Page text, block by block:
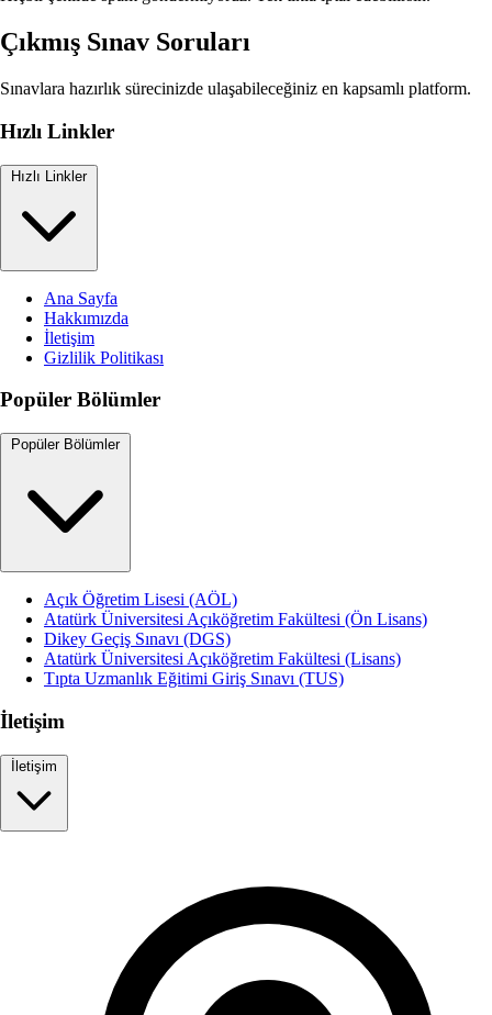
Çıkmış Sınav Soruları
Sınavlara hazırlık sürecinizde ulaşabileceğiniz en kapsamlı platform.
Hızlı Linkler
Hızlı Linkler
Ana Sayfa
Hakkımızda
İletişim
Gizlilik Politikası
Popüler Bölümler
Popüler Bölümler
Açık Öğretim Lisesi (AÖL)
Atatürk Üniversitesi Açıköğretim Fakültesi (Ön Lisans)
Dikey Geçiş Sınavı (DGS)
Atatürk Üniversitesi Açıköğretim Fakültesi (Lisans)
Tıpta Uzmanlık Eğitimi Giriş Sınavı (TUS)
İletişim
İletişim